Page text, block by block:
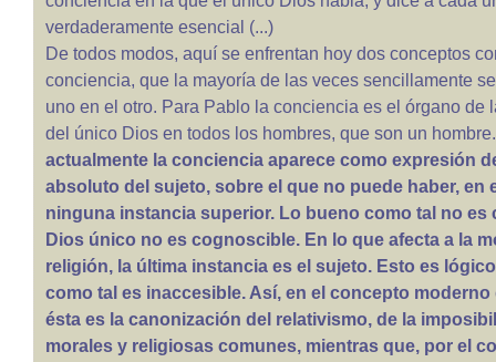
verdaderamente esencial (...)
De todos modos, aquí se enfrentan hoy dos conceptos
conciencia, que la mayoría de las veces sencillamente
uno en el otro. Para Pablo la conciencia es el órgano de
del único Dios en todos los hombres, que son un
actualmente la conciencia aparece como expresión
absoluto del sujeto, sobre el que no puede haber, en
ninguna instancia superior. Lo bueno como tal no es
Dios único no es cognoscible. En lo que afecta a la
religión, la última instancia es el sujeto. Esto es
como tal es inaccesible. Así, en el concepto
ésta es la canonización del relativismo, de la
morales y religiosas comunes, mientras que, por el